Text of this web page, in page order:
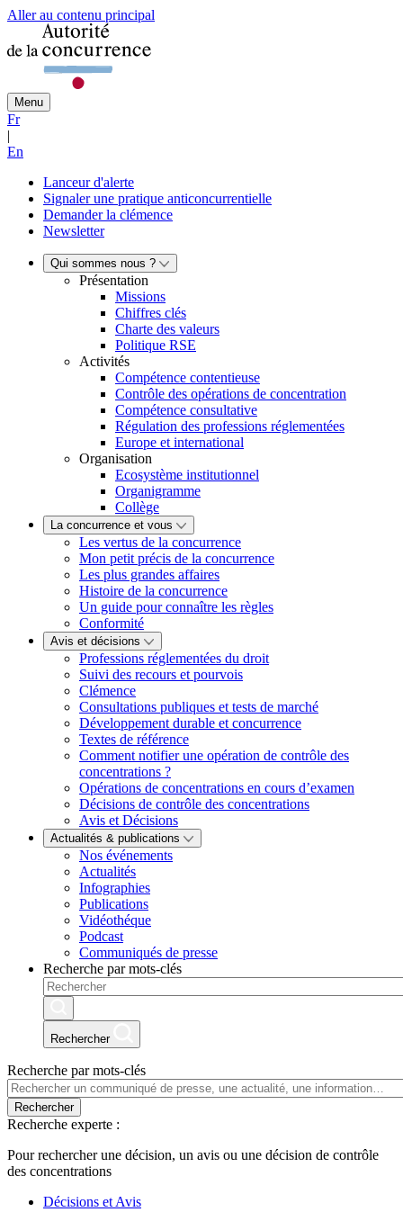
Aller au contenu principal
Menu
Fr
|
En
Lanceur d'alerte
Signaler une pratique anticoncurrentielle
Demander la clémence
Newsletter
Qui sommes nous ?
Présentation
Missions
Chiffres clés
Charte des valeurs
Politique RSE
Activités
Compétence contentieuse
Contrôle des opérations de concentration
Compétence consultative
Régulation des professions réglementées
Europe et international
Organisation
Ecosystème institutionnel
Organigramme
Collège
La concurrence et vous
Les vertus de la concurrence
Mon petit précis de la concurrence
Les plus grandes affaires
Histoire de la concurrence
Un guide pour connaître les règles
Conformité
Avis et décisions
Professions réglementées du droit
Suivi des recours et pourvois
Clémence
Consultations publiques et tests de marché
Développement durable et concurrence
Textes de référence
Comment notifier une opération de contrôle des
concentrations ?
Opérations de concentrations en cours d’examen
Décisions de contrôle des concentrations
Avis et Décisions
Actualités & publications
Nos événements
Actualités
Infographies
Publications
Vidéothéque
Podcast
Communiqués de presse
Recherche par mots-clés
Rechercher
Recherche par mots-clés
Rechercher
Recherche experte :
Pour rechercher une décision, un avis ou une décision de contrôle
des concentrations
Décisions et Avis